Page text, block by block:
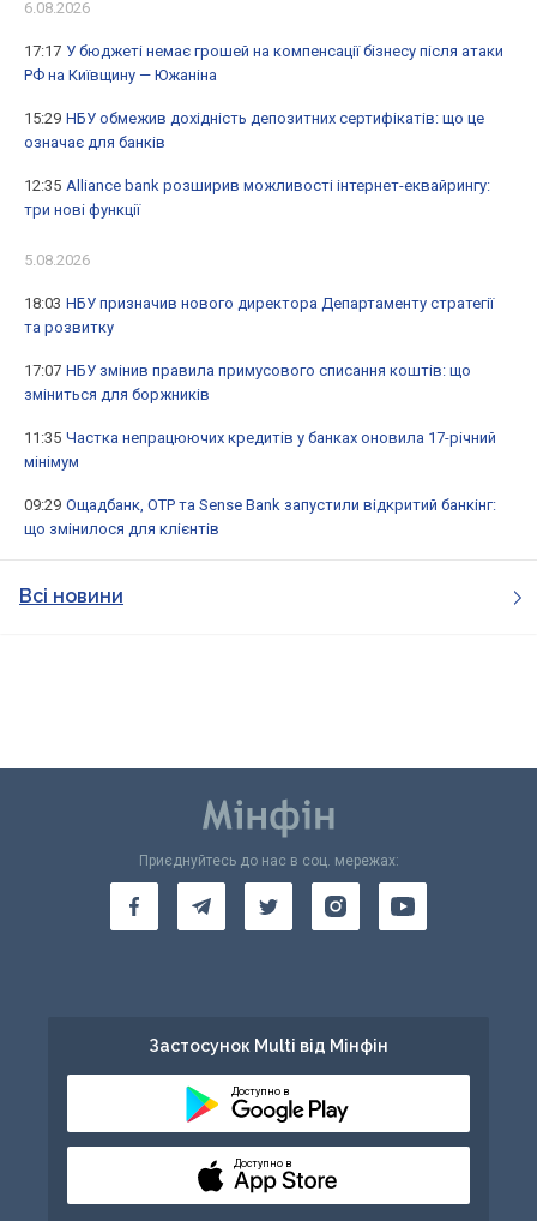
6.08.2026
17:17 У бюджеті немає грошей на компенсації бізнесу після атаки
РФ на Київщину — Южаніна
15:29 НБУ обмежив дохідність депозитних сертифікатів: що це
означає для банків
12:35 Alliance bank розширив можливості інтернет-еквайрингу:
три нові функції
5.08.2026
18:03 НБУ призначив нового директора Департаменту стратегії
та розвитку
17:07 НБУ змінив правила примусового списання коштів: що
зміниться для боржників
11:35 Частка непрацюючих кредитів у банках оновила 17-річний
мінімум
09:29 Ощадбанк, OTP та Sense Bank запустили відкритий банкінг:
що змінилося для клієнтів
Всі новини
Приєднуйтесь до нас в соц. мережах:
Застосунок Multi від Мінфін
Доступно в
Доступно в